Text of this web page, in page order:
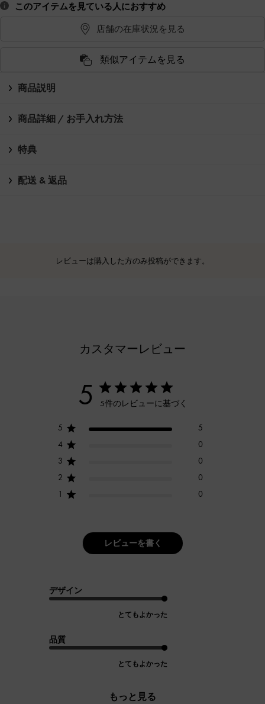
このアイテムを見ている人におすすめ
店舗の在庫状況を見る
類似アイテムを見る
商品説明
商品詳細 / お手入れ方法
特典
配送 & 返品
レビューは購入した方のみ投稿ができます。
カスタマーレビュー
5 5件のレビューに基づく
5
5
4
0
3
0
2
0
1
0
レビューを書く
デザイン
とてもよかった
品質
とてもよかった
もっと見る